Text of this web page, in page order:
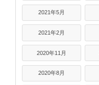
2021年5月
2021年2月
2020年11月
2020年8月